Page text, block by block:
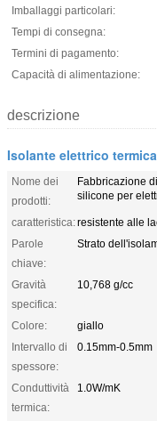
Imballaggi particolari:
Tempi di consegna:
Termini di pagamento:
Capacità di alimentazione:
descrizione
Isolante elettrico
Nome dei
prodotti:
Fabbricazione
silicone per
caratteristica:resistente alle
Parole
chiave:
Strato
Gravità
specifica:
10,768 g/cc
Colore:
giallo
Intervallo di
spessore:
0.15mm-0.5mm
Conduttività
termica:
1.0W/mK